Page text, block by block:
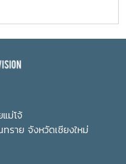
นิโรจน์ สินณรงค์ ผู้ช่วย
ม่โจ้
ราย จังหวัดเชียงใหม่